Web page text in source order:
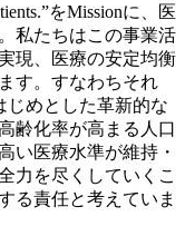
をMissionに、医
私たちはこの事業活
現、医療の安定均衡
す。すなわちそれ
めとした革新的な
齢化率が高まる人口
い医療水準が維持・
力を尽くしていくこ
る責任と考えていま